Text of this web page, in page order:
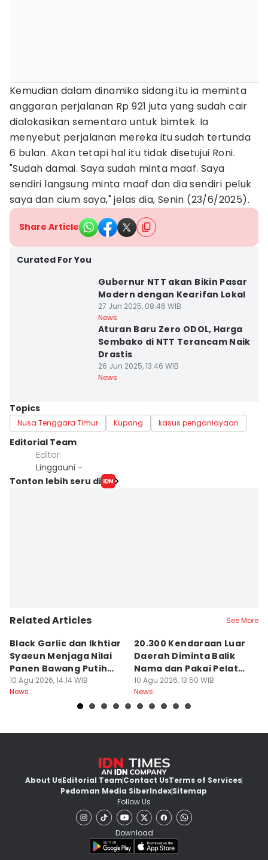
Kemudian dalam dinamika sidang itu ia meminta
anggaran perjalanan Rp 921 juta yang sudah cair
dialokasikan sementara untuk bimtek. Ia
menyebut perjalanan mereka itu sudah tertunda
6 bulan. Akan tetapi hal itu tidak disetujui Roni.
"Sudah damai. Saya sudah minta maaf. Saya
sendiri langsung minta maaf dan dia sendiri peluk
saya dan cium saya," jelas dia, Senin (23/6/2025).
Share Article
Curated For You
Gubernur NTT akan Bikin Pasar
Modern dengan Kearifan Lokal
27 Jun 2025, 08:46 WIB
News
Aturan Baru Zero ODOL, Harga
Sembako di NTT Terancam Naik
Drastis
26 Jun 2025, 13:46 WIB
News
Topics
Nusa Tenggara Timur Kupang kasus penganiayaan
Editorial Team
Editor
Linggauni -
Tonton lebih seru di
Related Articles See More
Black Garlic dan Ikhtiar
Syaeun Menjaga Nilai
Panen Bawang Putih
Sembalun
10 Agu 2026, 14:14 WIB
News
20.300 Kendaraan Luar
Daerah Diminta Balik
Nama dan Pakai Pelat
NTB
10 Agu 2026, 13:50 WIB
News
About UsEditorial TeamContact UsTerms of Services
Pedoman Media SiberIndexSitemap
Follow Us
Download